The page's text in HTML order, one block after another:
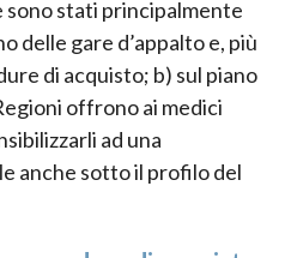
sono stati principalmente
delle gare d’appalto e, più
di acquisto; b) sul piano
offrono ai medici
ad una
anche sotto il profilo del